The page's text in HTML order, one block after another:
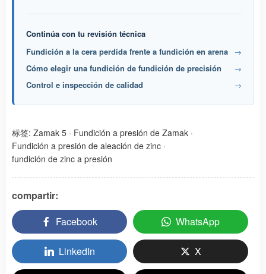
Continúa con tu revisión técnica
Fundición a la cera perdida frente a fundición en arena →
Cómo elegir una fundición de fundición de precisión
→
Control e inspección de calidad
→
标签: Zamak 5 · Fundición a presión de Zamak ·
Fundición a presión de aleación de zinc ·
fundición de zinc a presión
compartir:
Facebook
WhatsApp
LinkedIn X